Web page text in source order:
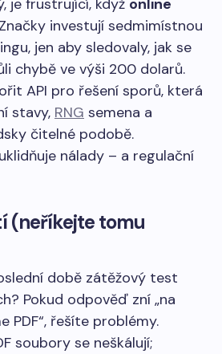
je frustrující, když online
Značky investují sedmimístnou
jen aby sledovaly, jak se
chybě ve výši 200 dolarů.
API pro řešení sporů, která
stavy, RNG semena a
čitelné podobě.
nálady – a regulační
(neříkejte tomu
době zátěžový test
Pokud odpověď zní „na
PDF“, řešíte problémy.
soubory se neškálují;